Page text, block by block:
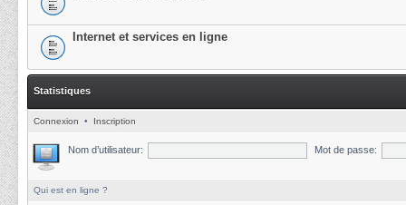
Internet et services en ligne
Statistiques
Connexion • Inscription
Nom d’utilisateur: Mot de passe:
Qui est en ligne ?